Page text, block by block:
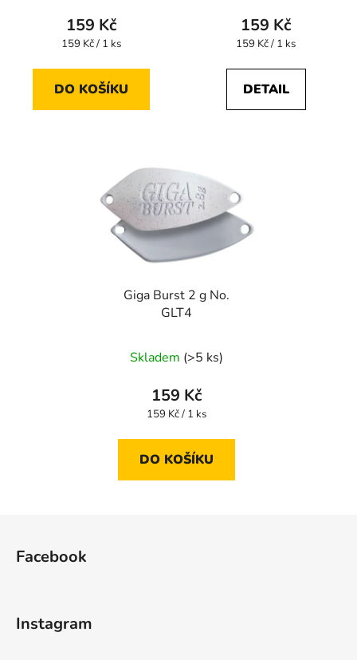
159 Kč
Měrná
159 Kč / 1 ks
DO KOŠÍKU
159 Kč
Měrná
159 Kč / 1 ks
DETAIL
Giga Burst 2 g No.
GLT4
Skladem (>5 ks)
159 Kč
Měrná
159 Kč / 1 ks
DO KOŠÍKU
Facebook
Instagram